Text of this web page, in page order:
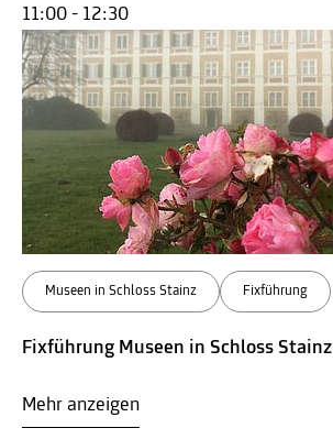
11:00 - 12:30
Museen in Schloss Stainz Fixführung
Fixführung Museen in Schloss Stainz
Mehr anzeigen